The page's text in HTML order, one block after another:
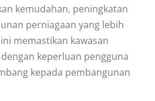
kemudahan, peningkatan
perniagaan yang lebih
memastikan kawasan
keperluan pengguna
kepada pembangunan